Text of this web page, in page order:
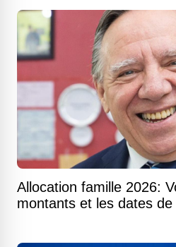
Allocation famille 2026:
montants et les dates